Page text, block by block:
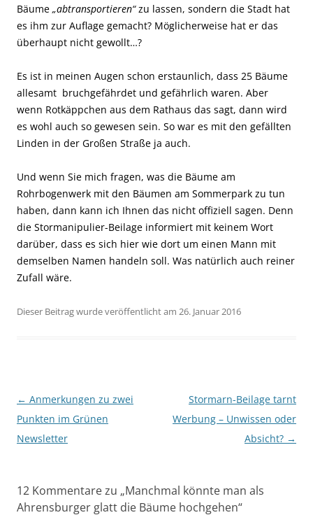
Bäume „abtransportieren“zu lassen, sondern die Stadt hat
es ihm zur Auflage gemacht? Möglicherweise hat er das
überhaupt nicht gewollt…?
Es ist in meinen Augen schon erstaunlich, dass 25 Bäume
allesamt bruchgefährdet und gefährlich waren. Aber
wenn Rotkäppchen aus dem Rathaus das sagt, dann wird
es wohl auch so gewesen sein. So war es mit den gefällten
Linden in der Großen Straße ja auch.
Und wenn Sie mich fragen, was die Bäume am
Rohrbogenwerk mit den Bäumen am Sommerpark zu tun
haben, dann kann ich Ihnen das nicht offiziell sagen. Denn
die Stormanipulier-Beilage informiert mit keinem Wort
darüber, dass es sich hier wie dort um einen Mann mit
demselben Namen handeln soll. Was natürlich auch reiner
Zufall wäre.
Dieser Beitrag wurde veröffentlicht am 26. Januar 2016
Beitragsnavigation
← Anmerkungen zu zwei
Punkten im Grünen
Newsletter
Stormarn-Beilage tarnt
Werbung – Unwissen oder
Absicht? →
12 Kommentare zu „Manchmal könnte man als
Ahrensburger glatt die Bäume hochgehen“